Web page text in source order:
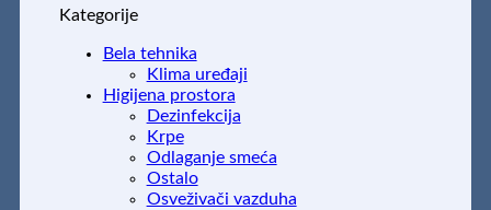
Kategorije
Bela tehnika
Klima uređaji
Higijena prostora
Dezinfekcija
Krpe
Odlaganje smeća
Ostalo
Osveživači vazduha